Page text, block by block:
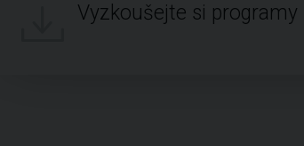
Vyzkoušejte si programy